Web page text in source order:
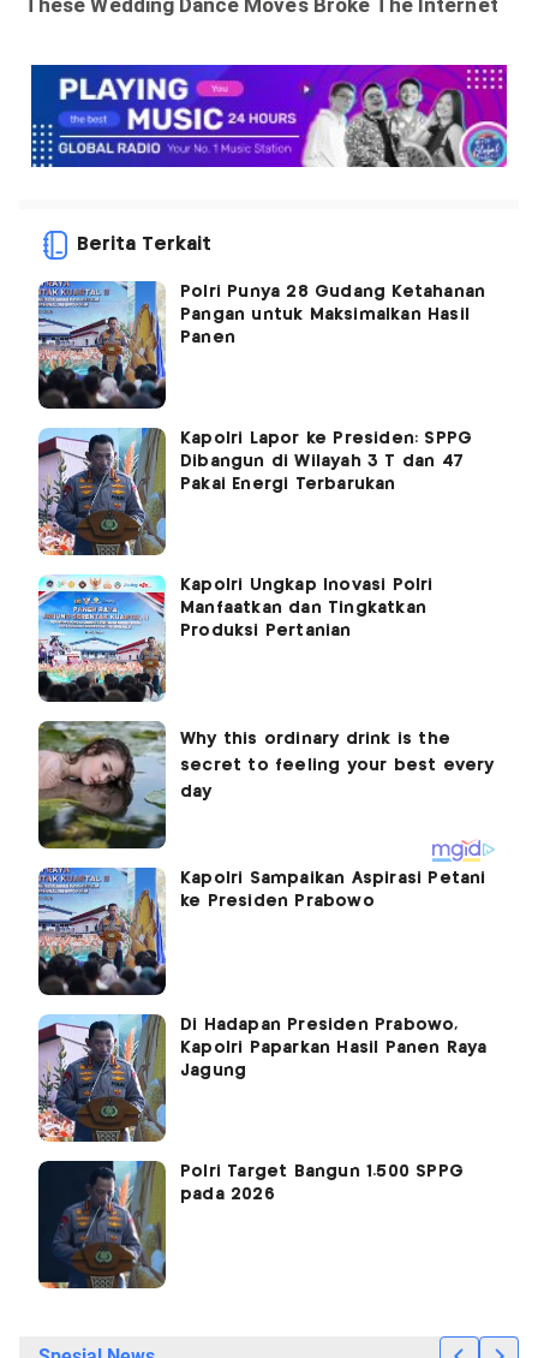
Berita Terkait
Polri Punya 28 Gudang Ketahanan
Pangan untuk Maksimalkan Hasil
Panen
Kapolri Lapor ke Presiden: SPPG
Dibangun di Wilayah 3 T dan 47
Pakai Energi Terbarukan
Kapolri Ungkap Inovasi Polri
Manfaatkan dan Tingkatkan
Produksi Pertanian
Kapolri Sampaikan Aspirasi Petani
ke Presiden Prabowo
Di Hadapan Presiden Prabowo,
Kapolri Paparkan Hasil Panen Raya
Jagung
Polri Target Bangun 1.500 SPPG
pada 2026